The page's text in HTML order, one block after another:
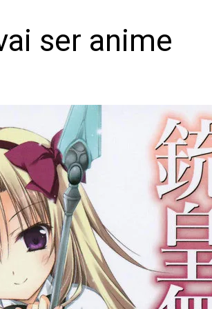
ser anime